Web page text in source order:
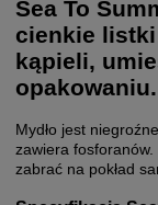
Sea To
cienkie listki
kąpieli,
opakowaniu.
Mydło jest
zawiera
zabrać na pokład